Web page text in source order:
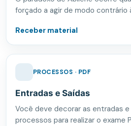
forçado a agir de modo contrário
Receber material
PROCESSOS · PDF
Entradas e Saídas
Você deve decorar as entradas e
processos para realizar o exame